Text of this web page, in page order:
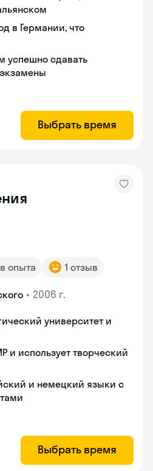
в Германии, что
успешно сдавать
Выбрать время
опыта 1 отзыв
• 2006 г.
университет и
и использует творческий
и немецкий языки с
Выбрать время